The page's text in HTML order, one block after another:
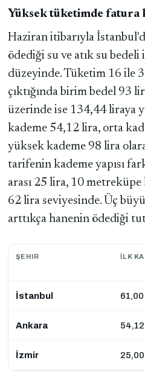
Yüksek tüketimde fatura
Haziran itibarıyla
ödediği su ve atık su
düzeyinde. Tüketim 16 ile
çıktığında birim bedel 93
üzerinde ise 134,44 liraya
kademe 54,12 lira, orta
yüksek kademe 98 lira
tarifenin kademe yapısı
arası 25 lira, 10
62 lira seviyesinde. Üç
arttıkça hanenin ödediği
ŞEHIR İLK
İstanbul
Ankara
İzmir